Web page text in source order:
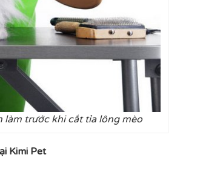
làm trước khi cắt tỉa lông mèo
Kimi Pet